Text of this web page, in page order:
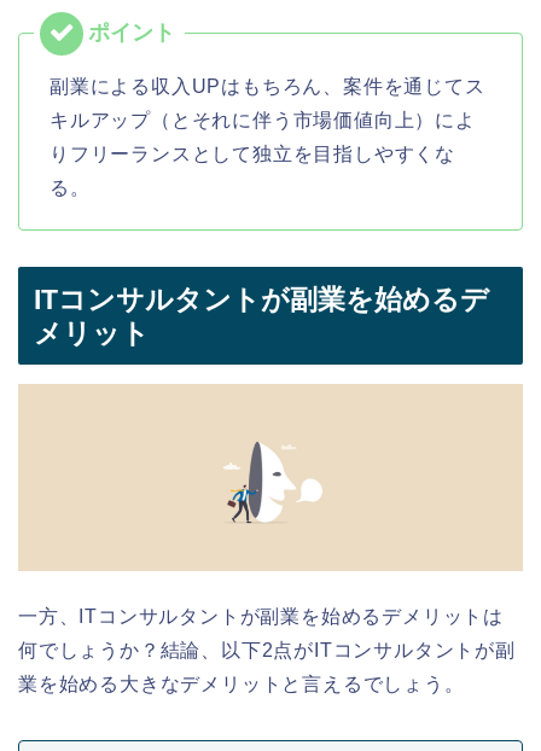
副業による収入UPはもちろん、案件を通じてス
キルアップ（とそれに伴う市場価値向上）によ
りフリーランスとして独立を目指しやすくな
る。
ITコンサルタントが副業を始めるデ
メリット
一方、ITコンサルタントが副業を始めるデメリットは
何でしょうか？結論、以下2点がITコンサルタントが副
業を始める大きなデメリットと言えるでしょう。